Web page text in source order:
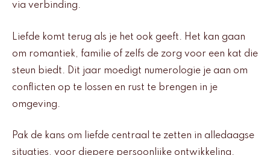
via verbinding.
Liefde komt terug als je het ook geeft. Het kan gaan
om romantiek, familie of zelfs de zorg voor een kat die
steun biedt. Dit jaar moedigt numerologie je aan om
conflicten op te lossen en rust te brengen in je
omgeving.
Pak de kans om liefde centraal te zetten in alledaagse
situaties, voor diepere persoonlijke ontwikkeling.